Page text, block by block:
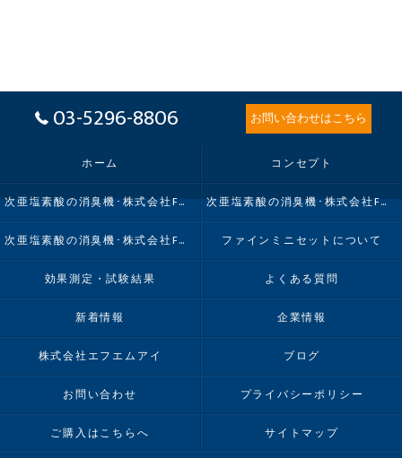
03-5296-8806 お問い合わせはこちら
ホーム コンセプト
次亜塩素酸の消臭機･株式会社FMIの口コミ情報 次亜塩素酸の消臭機･株式会社FMIの評判
次亜塩素酸の消臭機･株式会社FMIのお客様の声 ファインミニセットについて
効果測定・試験結果 よくある質問
新着情報 企業情報
株式会社エフエムアイ ブログ
お問い合わせ プライバシーポリシー
ご購入はこちらへ サイトマップ